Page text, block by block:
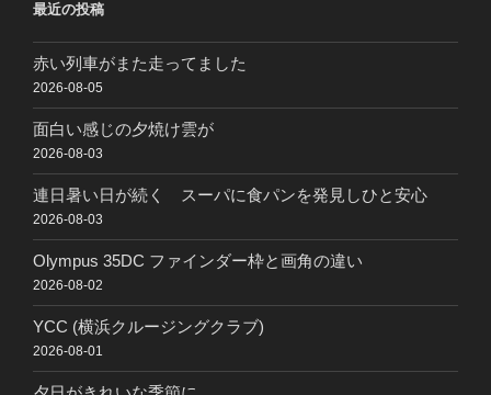
最近の投稿
赤い列車がまた走ってました
2026-08-05
面白い感じの夕焼け雲が
2026-08-03
連日暑い日が続く スーパに食パンを発見しひと安心
2026-08-03
Olympus 35DC ファインダー枠と画角の違い
2026-08-02
YCC (横浜クルージングクラブ)
2026-08-01